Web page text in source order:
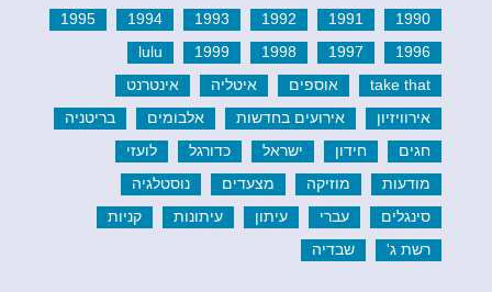
1990
1991
1992
1993
1994
1995
1996
1997
1998
1999
lulu
take that
אוספים איטליה
אינטרנט
אירוויזיון
אירועים בחדשות אלבומים
בריטניה
חגים
חידון ישראל כדורגל
לועזי
מודעות
מוזיקה מצעדים
נוסטלגיה
סינגלים
עברי עיתון עיתונות
קניות
רשת ג'
שבדיה